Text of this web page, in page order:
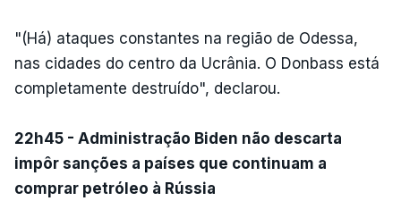
"(Há) ataques constantes na região de Odessa,
nas cidades do centro da Ucrânia. O Donbass está
completamente destruído", declarou.
22h45 - Administração Biden não descarta
impôr sanções a países que continuam a
comprar petróleo à Rússia